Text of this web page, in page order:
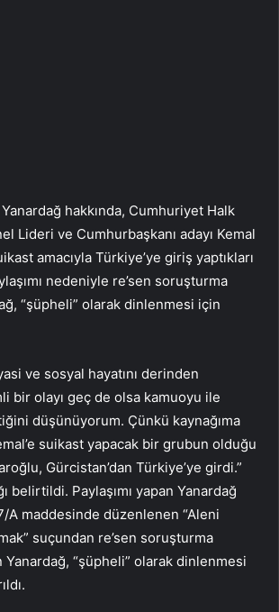
hakkında, Cumhuriyet Halk
Lideri ve Cumhurbaşkanı adayı Kemal
amacıyla Türkiye’ye giriş yaptıkları
nedeniyle re’sen soruşturma
“şüpheli” olarak dinlenmesi için
ve sosyal hayatını derinden
bir olayı geç de olsa kamuoyu ile
düşünüyorum. Çünkü kaynağıma
suikast yapacak bir grubun olduğu
Gürcistan’dan Türkiye’ye girdi.”
belirtildi. Paylaşımı yapan Yanardağ
A maddesinde düzenlenen “Aleni
suçundan re’sen soruşturma
Yanardağ, “şüpheli” olarak dinlenmesi